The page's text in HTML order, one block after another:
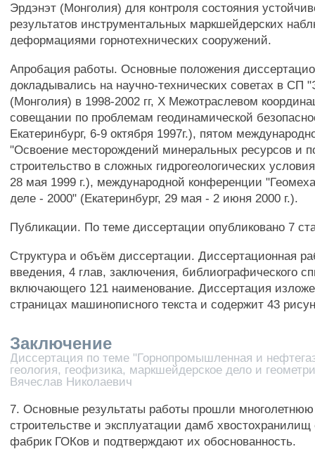
Эрдэнэт (Монголия) для контроля состояния
результатов инструментальных маркшейдерских
деформациями горнотехнических сооружений.
Апробация работы. Основные положения
докладывались на научно-технических советах в СП
(Монголия) в 1998-2002 гг, X Межотраслевом
совещании по проблемам геодинамической
Екатеринбург, 6-9 октября 1997г.), пятом
"Освоение месторождений минеральных ресурсов и
строительство в сложных гидрогеологических
28 мая 1999 г.), международной конференции
деле - 2000" (Екатеринбург, 29 мая - 2 июня 2000 г.).
Публикации. По теме диссертации опубликовано 7
Структура и объём диссертации. Диссертационная
введения, 4 глав, заключения, библиографического
включающего 121 наименование. Диссертация
страницах машинописного текста и содержит 43
Заключение
Диссертация по теме "Горнопромышленная и
геология, геофизика, маркшейдерское дело и
Вячеслав Николаевич
7. Основные результаты работы прошли многолетнюю
строительстве и эксплуатации дамб хвостохранилищ
фабрик ГОКов и подтверждают их обоснованность.